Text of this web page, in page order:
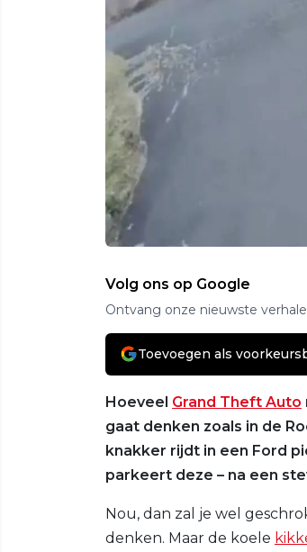
Volg ons op Google
Ontvang onze nieuwste
Toevoegen als
Hoeveel Grand Theft Auto
gaat denken zoals in de
knakker rijdt in een Ford
parkeert deze – na een
Nou, dan zal je wel
denken. Maar de koele